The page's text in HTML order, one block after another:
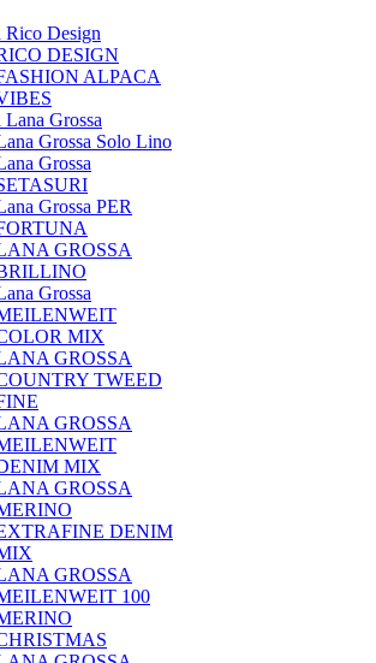
Design
DESIGN
ALPACA
Grossa
Grossa Solo Lino
Grossa
Grossa PER
GROSSA
Grossa
MIX
GROSSA
TWEED
GROSSA
MIX
GROSSA
DENIM
GROSSA
100